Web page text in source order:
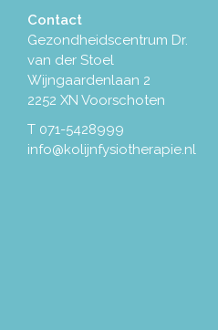
Contact
Gezondheidscentrum Dr.
van der Stoel
Wijngaardenlaan 2
2252 XN Voorschoten
T 071-5428999
info@kolijnfysiotherapie.nl